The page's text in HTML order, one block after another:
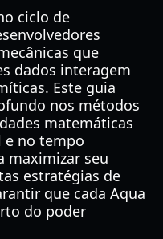
ciclo de
que
dados interagem
Este guia
nos métodos
matemáticas
e no tempo
maximizar seu
estratégias de
que cada Aqua
do poder